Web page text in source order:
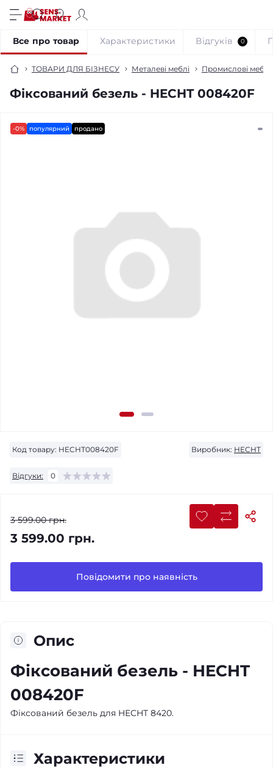
ТОВАРИ ДЛЯ БІЗНЕСУ Металеві меблі Промислові меблі
Фіксований безель - HECHT 008420F
Все про товар Характеристики Відгуків 0
-0% популярний продано
Код товару: HECHT008420F Виробник: HECHT
Відгуки: 0
3 599.00 грн.
3 599.00 грн.
Повідомити про наявність
Опис
Фіксований безель - HECHT
008420F
Фіксований безель для HECHT 8420.
Характеристики